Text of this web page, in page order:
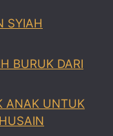
SYIAH
BURUK DARI
ANAK UNTUK